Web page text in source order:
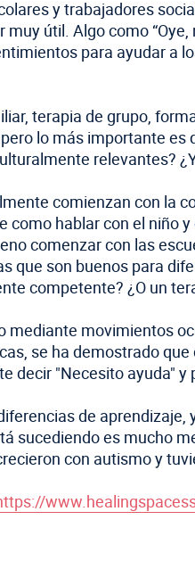
y trabajadores
útil. Algo como
para ayudar a
terapia de grupo,
lo más importante
relevantes?
comienzan con la
hablar con el niño
comenzar con las
que son buenos para
competente? ¿O un
mediante movimientos
se ha demostrado
decir "Necesito ayuda"
de
sucediendo es mucho
con autismo y